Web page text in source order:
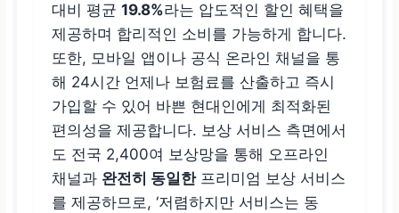
대비 평균19.8%라는 압도적인 할인 혜택을
제공하며 합리적인 소비를 가능하게 합니다.
또한, 모바일 앱이나 공식 온라인 채널을 통
해 24시간 언제나 보험료를 산출하고 즉시
가입할 수 있어 바쁜 현대인에게 최적화된
편의성을 제공합니다. 보상 서비스 측면에서
도 전국 2,400여 보상망을 통해 오프라인
채널과 완전히 동일한프리미엄 보상 서비스
를 제공하므로, ‘저렴하지만 서비스는 동